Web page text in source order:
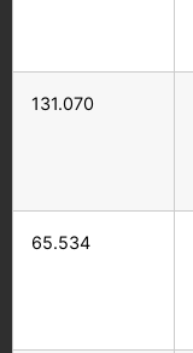
131.070
65.534